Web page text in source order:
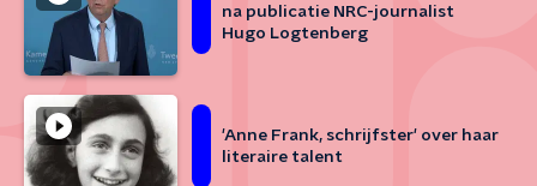
na publicatie NRC-journalist
Hugo Logtenberg
'Anne Frank, schrijfster' over haar
literaire talent